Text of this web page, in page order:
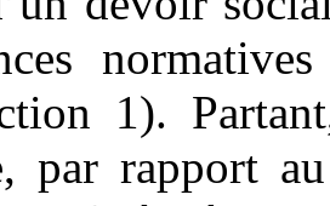
1).
par rapport